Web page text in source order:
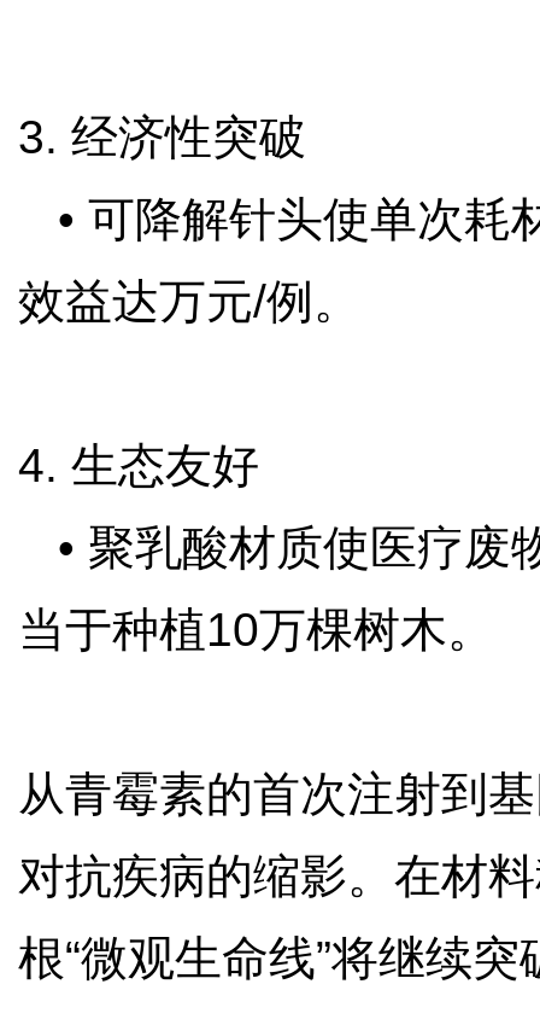
3. 经济性突破
• 可降解针头使单次耗
效益达万元/例。
4. 生态友好
• 聚乳酸材质使医疗废
当于种植10万棵树木。
从青霉素的首次注射到
对抗疾病的缩影。在材
根“微观生命线”将继续